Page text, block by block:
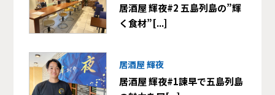
居酒屋 輝夜#2 五島列島の”輝
く食材”[...]
居酒屋 輝夜
居酒屋 輝夜#1諫早で五島列島